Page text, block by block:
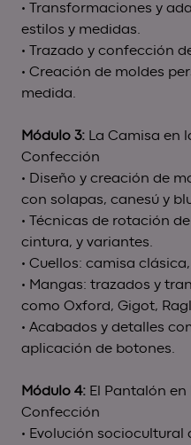
• Transformaciones y
estilos y medidas.
• Trazado y confección
• Creación de moldes
medida.
Módulo 3: La Camisa en
Confección
• Diseño y creación de
con solapas, canesú y
• Técnicas de rotación
cintura, y variantes.
• Cuellos: camisa
• Mangas: trazados y
como Oxford, Gigot,
• Acabados y detalles
aplicación de botones.
Módulo 4: El Pantalón
Confección
• Evolución